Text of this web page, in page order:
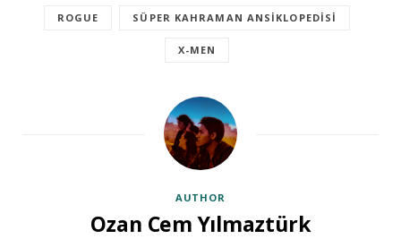
ROGUE SÜPER KAHRAMAN ANSIKLOPEDISI
X-MEN
AUTHOR
Ozan Cem Yılmaztürk